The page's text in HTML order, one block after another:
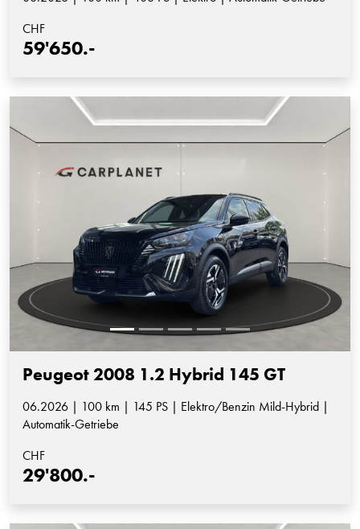
CHF
59'650.-
Peugeot 2008 1.2 Hybrid 145 GT
06.2026 | 100 km | 145 PS | Elektro/Benzin Mild-Hybrid |
Automatik-Getriebe
CHF
29'800.-